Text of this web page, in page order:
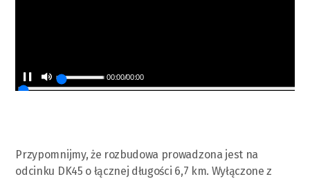
00:00/00:00
Przypomnijmy, że rozbudowa prowadzona jest na
odcinku DK45 o łącznej długości 6,7 km. Wyłączone z